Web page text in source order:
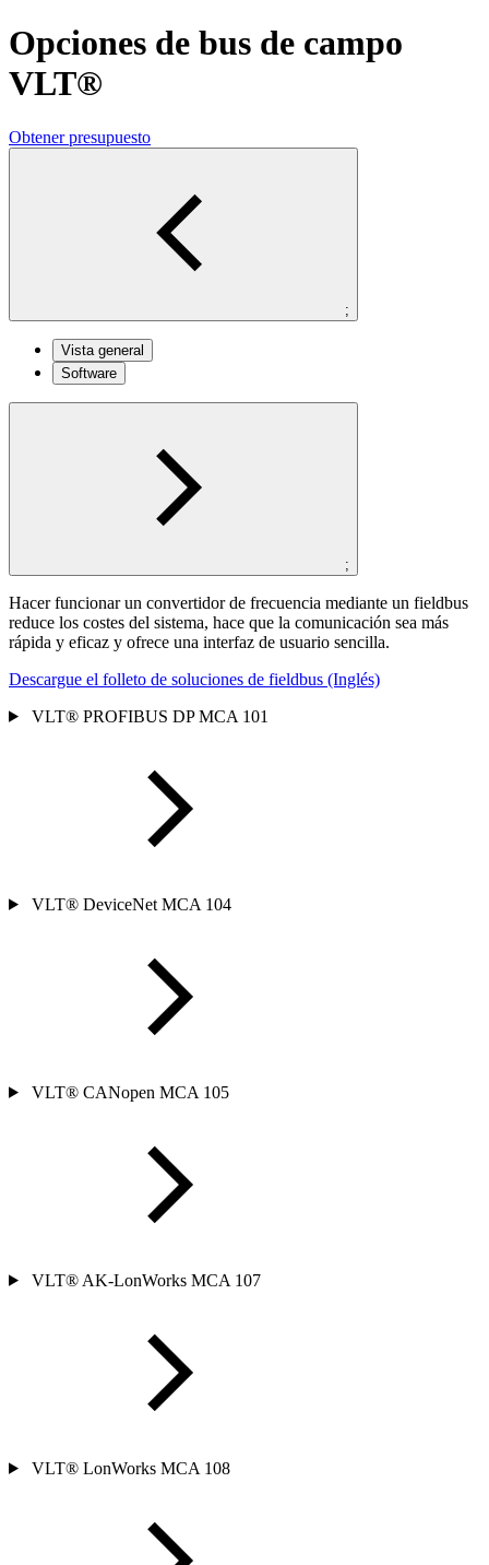
Opciones de bus de campo
VLT®
Obtener presupuesto
;
Vista general
Software
;
Hacer funcionar un convertidor de frecuencia mediante un fieldbus
reduce los costes del sistema, hace que la comunicación sea más
rápida y eficaz y ofrece una interfaz de usuario sencilla.
Descargue el folleto de soluciones de fieldbus (Inglés)
VLT® PROFIBUS DP MCA 101
VLT® DeviceNet MCA 104
VLT® CANopen MCA 105
VLT® AK-LonWorks MCA 107
VLT® LonWorks MCA 108